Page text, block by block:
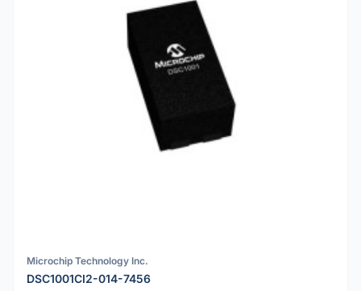
Microchip Technology Inc.
DSC1001CI2-014-7456